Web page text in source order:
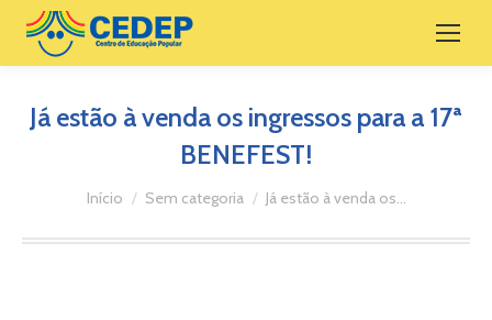
Já estão à venda os ingressos para a 17ª
BENEFEST!
Você está aqui:
Início Sem categoria Já estão à venda os…